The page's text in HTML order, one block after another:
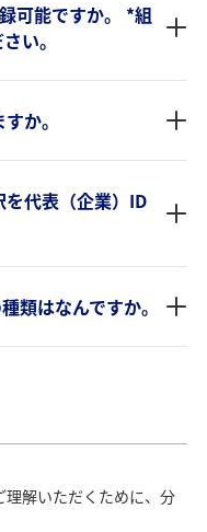
可能ですか。 *組
い。
か。
代表（企業）ID
類はなんですか。
解いただくために、分